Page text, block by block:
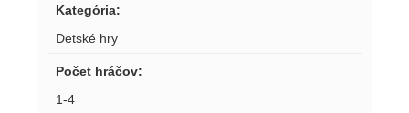
Kategória:
Detské hry
Počet hráčov:
1-4